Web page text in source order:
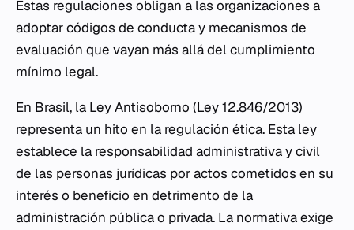
Estas regulaciones obligan a las organizaciones a
adoptar códigos de conducta y mecanismos de
evaluación que vayan más allá del cumplimiento
mínimo legal.
En Brasil, la Ley Antisoborno (Ley 12.846/2013)
representa un hito en la regulación ética. Esta ley
establece la responsabilidad administrativa y civil
de las personas jurídicas por actos cometidos en su
interés o beneficio en detrimento de la
administración pública o privada. La normativa exige